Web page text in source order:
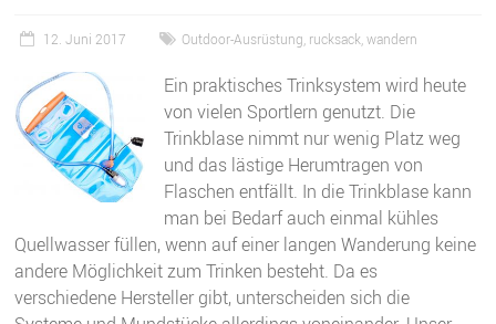
12. Juni 2017 Outdoor-Ausrüstung rucksack ,wandern
Ein praktisches Trinksystem wird heute
von vielen Sportlern genutzt. Die
Trinkblase nimmt nur wenig Platz weg
und das lästige Herumtragen von
Flaschen entfällt. In die Trinkblase kann
man bei Bedarf auch einmal kühles
Quellwasser füllen, wenn auf einer langen Wanderung keine
andere Möglichkeit zum Trinken besteht. Da es
verschiedene Hersteller gibt, unterscheiden sich die